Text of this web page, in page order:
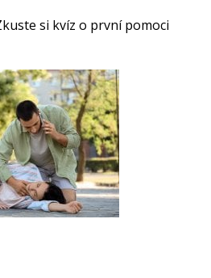
si kvíz o první pomoci